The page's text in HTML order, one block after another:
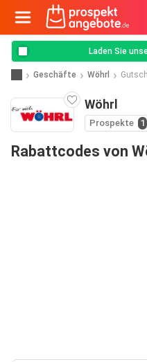
Laden Sie
Geschäfte Wöhrl
Wöhrl
Prospekte 1
Rabattcodes von